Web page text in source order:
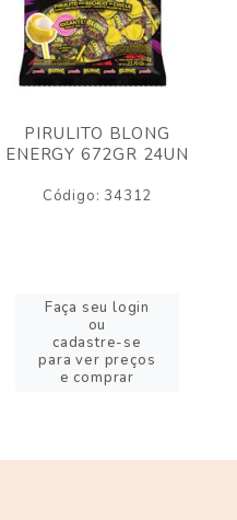
PIRULITO BLONG
ENERGY 672GR 24UN
Código: 34312
Faça seu login
ou
cadastre-se
para ver preços
e comprar